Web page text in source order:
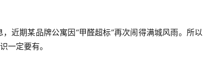
近期某品牌公寓因“甲醛超标”再次闹得满城风雨。所以
一定要有。